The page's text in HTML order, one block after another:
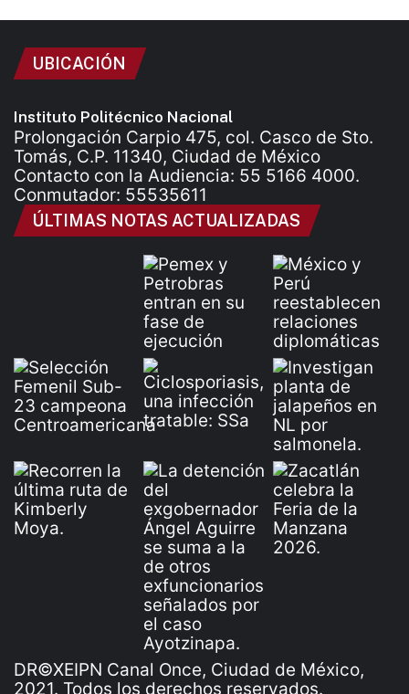
UBICACIÓN
Instituto Politécnico Nacional
Prolongación Carpio 475, col. Casco de Sto.
Tomás, C.P. 11340, Ciudad de México
Contacto con la Audiencia: 55 5166 4000.
Conmutador: 55535611
ÚLTIMAS NOTAS ACTUALIZADAS
DR©XEIPN Canal Once, Ciudad de México,
2021. Todos los derechos reservados.